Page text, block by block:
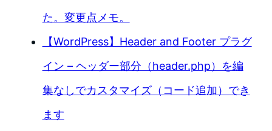
た。変更点メモ。
【WordPress】Header and Footer プラグ
イン – ヘッダー部分（header.php）を編
集なしでカスタマイズ（コード追加）でき
ます